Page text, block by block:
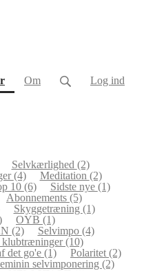
(current)
Om Log ind
Selvkærlighed (2)
(4) Meditation (2)
10 (6) Sidste nye (1)
Abonnements (5)
Skyggetræning (1)
OYB (1)
(2) Selvimpo (4)
(10)
det go'e (1) Polaritet (2)
selvimponering (2)